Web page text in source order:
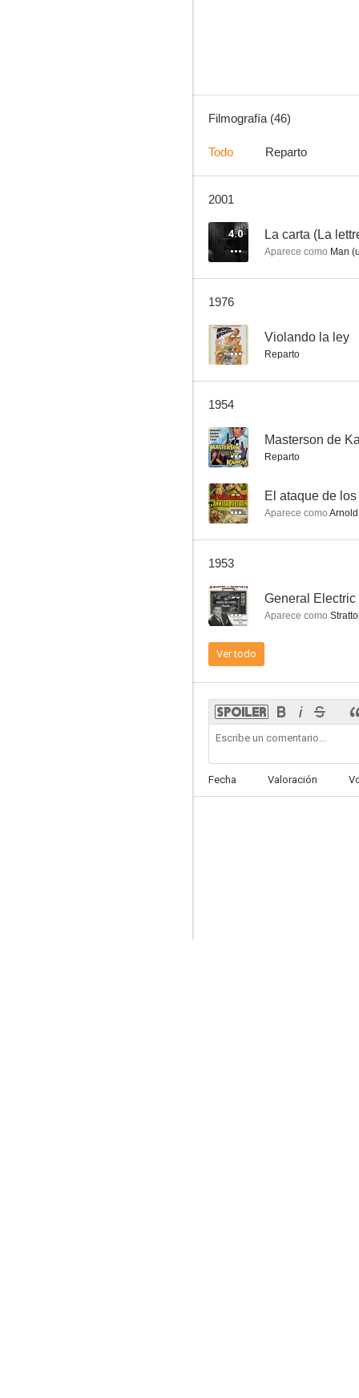
--
--
--
Filmografía (46)
Todo Reparto
2001
4.0 La carta (La
Aparece como Man
1976
-- Violando la ley
Reparto
1954
-- Masterson de
Reparto
-- El ataque de
Aparece como
1953
-- General Electric
Aparece como
Ver todo
Fecha Valoración